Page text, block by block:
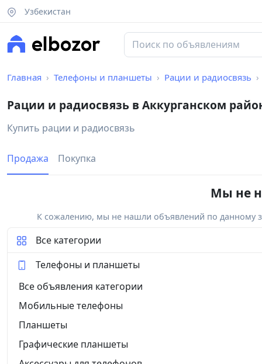
Узбекистан
Главная Телефоны и планшеты Рации и радиосвязь
Рации и радиосвязь в Аккурганском
Купить рации и радиосвязь
Продажа Покупка
Мы не
К сожалению, мы не нашли объявлений по данному
Все категории
Телефоны и планшеты
Все объявления категории
Мобильные телефоны
Планшеты
Графические планшеты